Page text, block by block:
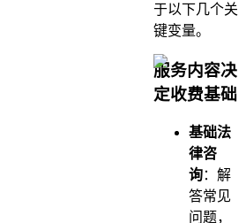
于以下几个关
键变量。
服务内容决
定收费基础
基础法
律咨
询：解
答常见
问题，